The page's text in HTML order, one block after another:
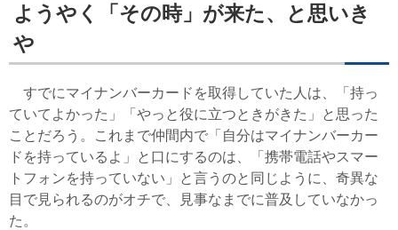
ようやく「その時」が来た、と思いき
や
すでにマイナンバーカードを取得していた人は、「持っ
ていてよかった」「やっと役に立つときがきた」と思った
ことだろう。これまで仲間内で「自分はマイナンバーカー
ドを持っているよ」と口にするのは、「携帯電話やスマー
トフォンを持っていない」と言うのと同じように、奇異な
目で見られるのがオチで、見事なまでに普及していなかっ
た。